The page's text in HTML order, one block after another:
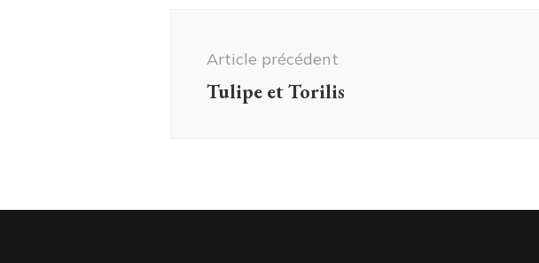
d'article
Article précédent
Tulipe et Torilis